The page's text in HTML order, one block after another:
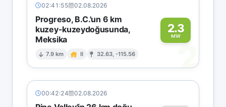
02:41:55 02.08.2026
Progreso, B.C.'un 6 km
kuzey-kuzeydoğusunda,
Meksika
7.9 km II 32.63, -115.56
2.3
MW
2
00:42:24 02.08.2026